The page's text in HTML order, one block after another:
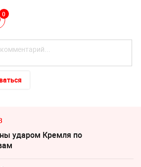
0
ударом Кремля по